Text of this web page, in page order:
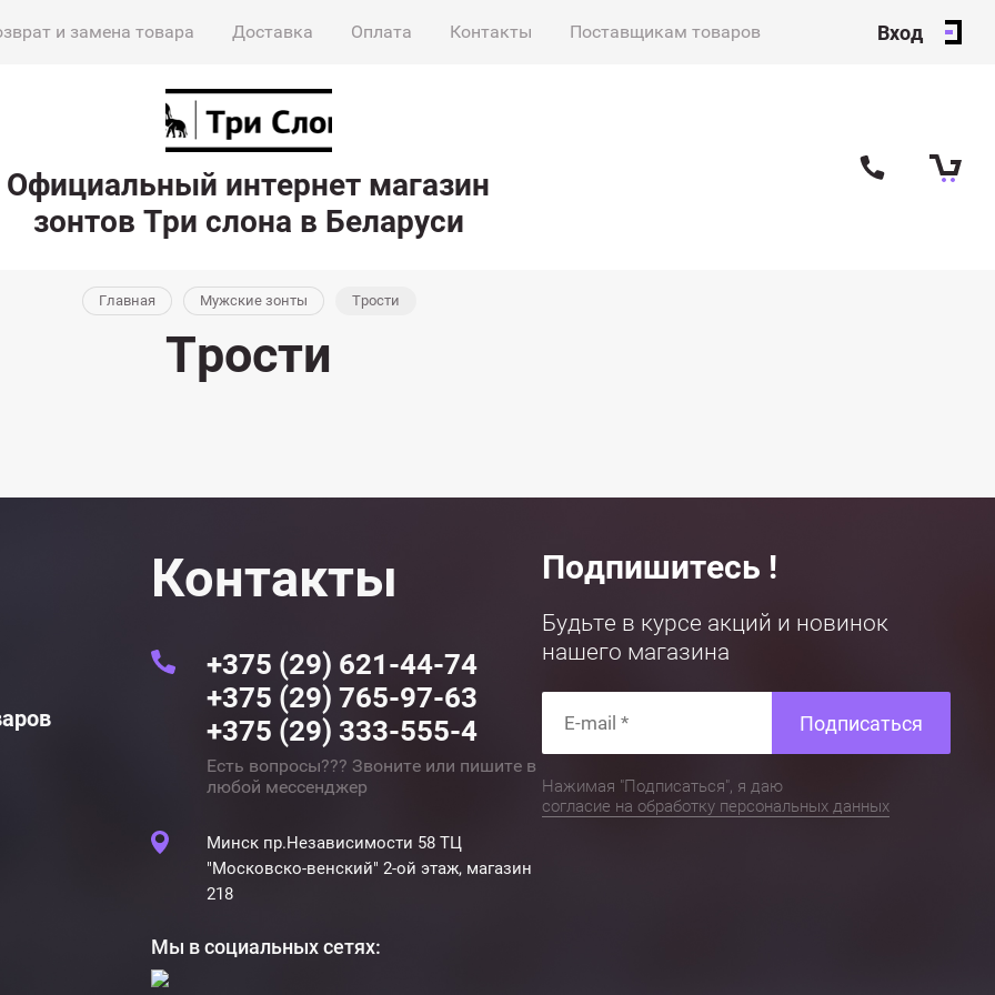
и замена товара Доставка Оплата Контакты Поставщикам товаров Вход
Официальный интернет магазин
зонтов Три слона в Беларуси
Главная Мужские зонты Трости
Трости
Подпишитесь !
Будьте в курсе акций и новинок
нашего магазина
Подписаться
Нажимая "Подписаться", я даю
согласие на обработку персональных данных
Контакты
+375 (29) 621-44-74
+375 (29) 765-97-63
+375 (29) 333-555-4
Есть вопросы??? Звоните или пишите в
любой мессенджер
Минск пр.Независимости 58 ТЦ
"Московско-венский" 2-ой этаж, магазин
218
Мы в социальных сетях: